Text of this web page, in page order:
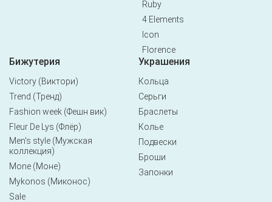
Ruby
4 Elements
Icon
Florence
Бижутерия
Victory (Виктори)
Trend (Тренд)
Fashion week (Фешн вик)
Fleur De Lys (Флёр)
Men's style (Мужская
коллекция)
Mone (Моне)
Mykonos (Миконос)
Sale
Украшения
Кольца
Серьги
Браслеты
Колье
Подвески
Броши
Запонки